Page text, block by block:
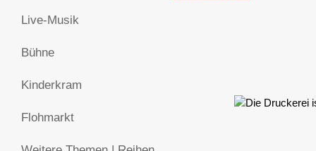
Live-Musik
Bühne
Kinderkram
Flohmarkt